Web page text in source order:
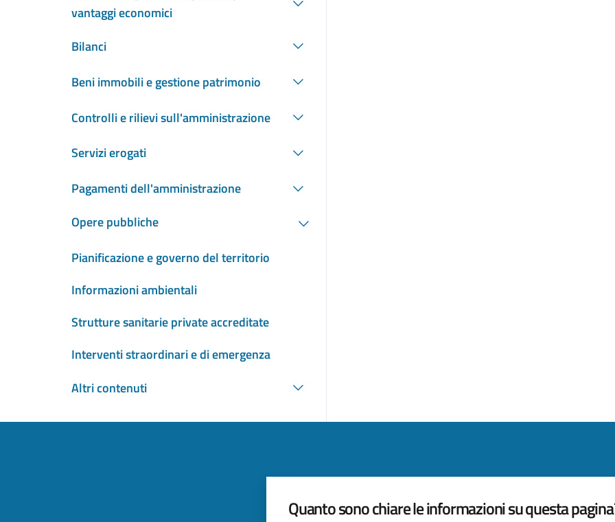
vantaggi economici
Bilanci
Beni immobili e gestione patrimonio
Controlli e rilievi sull'amministrazione
Servizi erogati
Pagamenti dell'amministrazione
Opere pubbliche
Pianificazione e governo del territorio
Informazioni ambientali
Strutture sanitarie private accreditate
Interventi straordinari e di emergenza
Altri contenuti
Quanto sono chiare le informazioni su questa